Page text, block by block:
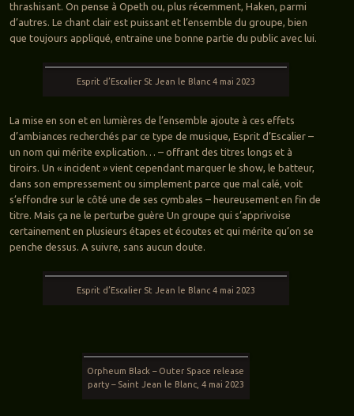
thrashisant. On pense à Opeth ou, plus récemment, Haken, parmi
d’autres. Le chant clair est puissant et l’ensemble du groupe, bien
que toujours appliqué, entraine une bonne partie du public avec lui.
Esprit d’Escalier St Jean le Blanc 4 mai 2023
La mise en son et en lumières de l’ensemble ajoute à ces effets
d’ambiances recherchés par ce type de musique, Esprit d’Escalier –
un nom qui mérite explication… – offrant des titres longs et à
tiroirs. Un « incident » vient cependant marquer le show, le batteur,
dans son empressement ou simplement parce que mal calé, voit
s’effondre sur le côté une de ses cymbales – heureusement en fin de
titre. Mais ça ne le perturbe guère Un groupe qui s’apprivoise
certainement en plusieurs étapes et écoutes et qui mérite qu’on se
penche dessus. A suivre, sans aucun doute.
Esprit d’Escalier St Jean le Blanc 4 mai 2023
Orpheum Black – Outer Space release
party – Saint Jean le Blanc, 4 mai 2023